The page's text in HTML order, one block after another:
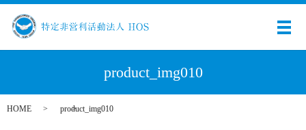
メ
product_img010
HOME product_img010